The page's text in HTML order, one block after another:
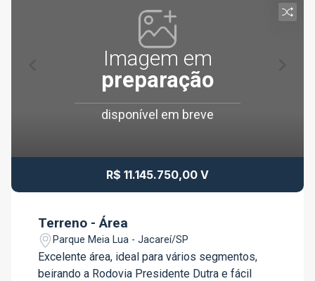
Imagem em
preparação
disponível em breve
R$ 11.145.750,00 V
Terreno - Área
Parque Meia Lua - Jacareí/SP
Excelente área, ideal para vários segmentos,
beirando a Rodovia Presidente Dutra e fácil